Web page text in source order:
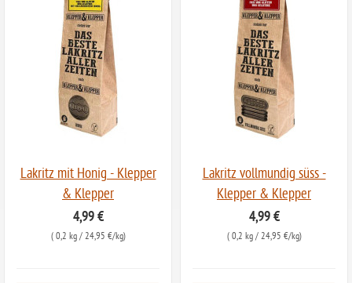
Lakritz mit Honig - Klepper
& Klepper
4,99 €
( 0,2 kg/ 24,95 €/kg)
Lakritz vollmundig süss -
Klepper & Klepper
4,99 €
( 0,2 kg/ 24,95 €/kg)